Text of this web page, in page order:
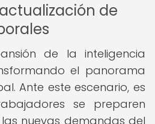
de
de la inteligencia
el panorama
Ante este escenario, es
se preparen
nuevas demandas del